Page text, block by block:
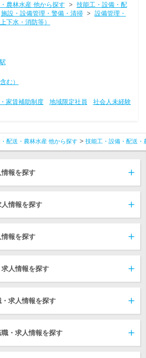
農林水産 他から探す > 技能工・設備・配
施設・設備管理・警備・清掃> 設備管理・
下水・消防等）
む）
家賃補助制度 地域限定社員
社会人未経験
配送・農林水産 他から探す 技能工・設備・配送・
報を探す
情報を探す
報を探す
人情報を探す
求人情報を探す
・求人情報を探す